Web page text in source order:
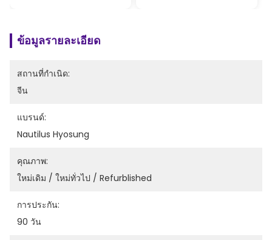
ข้อมูลรายละเอียด
สถานที่กำเนิด:
จีน
แบรนด์:
Nautilus Hyosung
คุณภาพ:
ใหม่เดิม / ใหม่ทั่วไป / Refurblished
การประกัน:
90 วัน